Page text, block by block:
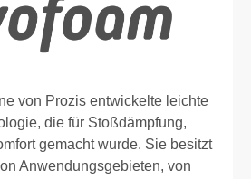
von Prozis entwickelte leichte
die für Stoßdämpfung,
gemacht wurde. Sie besitzt
Anwendungsgebieten, von